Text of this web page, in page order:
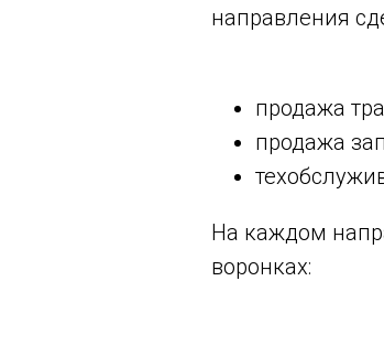
направления
продажа
продажа
На каждом
воронках: